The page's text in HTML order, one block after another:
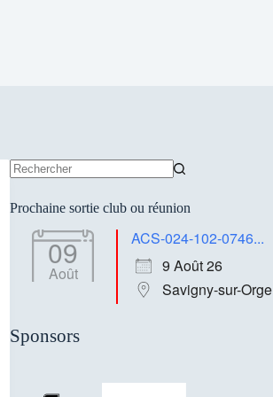
résultat
Prochaine sortie club ou réunion
09
Août
ACS-024-102-0746...
9 Août 26
Savigny-sur-Orge
Sponsors